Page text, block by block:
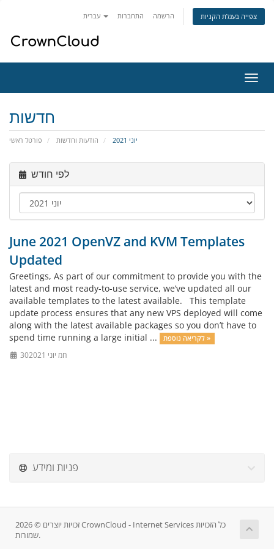
התחברות הרשמה צפייה בעגלת הקניות
ניווט
חדשות
פורטל ראשי הודעות וחדשות יוני 2021
לפי חודש
June 2021 OpenVZ and KVM Templates
Updated
Greetings, As part of our commitment to provide you with the
latest and most ready-to-use service, we’ve updated all our
available templates to the latest available. This template
update process ensures that any new VPS deployed will come
along with the latest available packages so you don’t have to
spend time running a large initial ...
לקריאה נוספת »
30חמ יוני 2021
פניות ומידע
זכויות יוצרים © 2026 CrownCloud - Internet Services כל הזכויות
שמורות.